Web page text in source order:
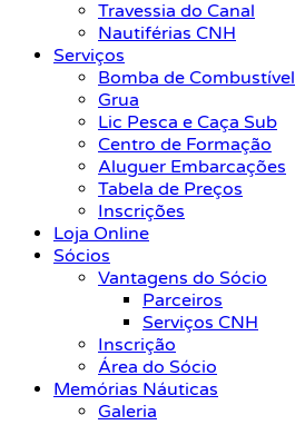
Travessia do Canal
Nautiférias CNH
Serviços
Bomba de Combustível
Grua
Lic Pesca e Caça Sub
Centro de Formação
Aluguer Embarcações
Tabela de Preços
Inscrições
Loja Online
Sócios
Vantagens do Sócio
Parceiros
Serviços CNH
Inscrição
Área do Sócio
Memórias Náuticas
Galeria